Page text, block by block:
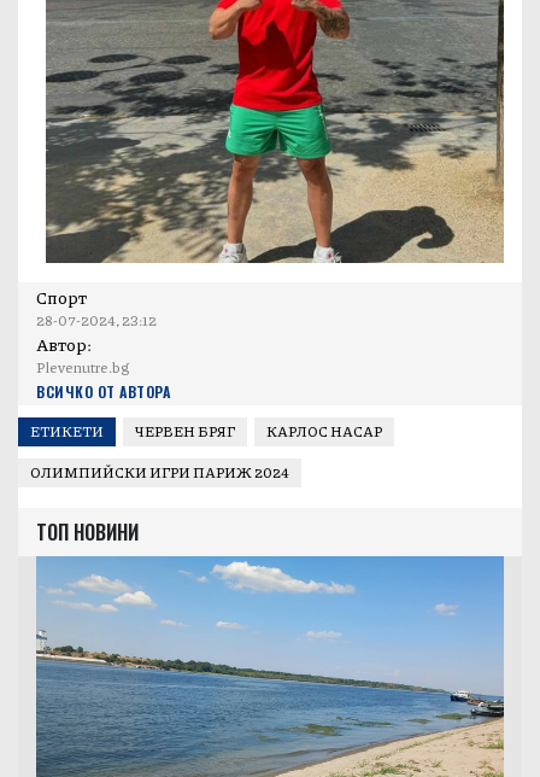
Спорт
28-07-2024, 23:12
Автор:
Plevenutre.bg
ВСИЧКО ОТ АВТОРА
ЕТИКЕТИ ЧЕРВЕН БРЯГ
КАРЛОС НАСАР
ОЛИМПИЙСКИ ИГРИ ПАРИЖ 2024
ТОП НОВИНИ